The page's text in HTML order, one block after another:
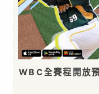
WBC全賽程開放